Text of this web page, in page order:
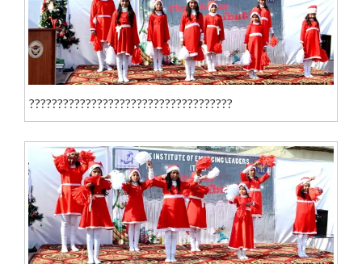
????????????????????????????????????